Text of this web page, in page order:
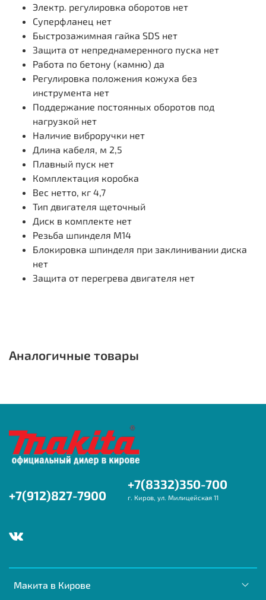
Электр. регулировка оборотов нет
Суперфланец нет
Быстрозажимная гайка SDS нет
Защита от непреднамеренного пуска нет
Работа по бетону (камню) да
Регулировка положения кожуха без
инструмента нет
Поддержание постоянных оборотов под
нагрузкой нет
Наличие виброручки нет
Длина кабеля, м 2,5
Плавный пуск нет
Комплектация коробка
Вес нетто, кг 4,7
Тип двигателя щеточный
Диск в комплекте нет
Резьба шпинделя M14
Блокировка шпинделя при заклинивании диска
нет
Защита от перегрева двигателя нет
Аналогичные товары
Макита в Кирове
+7(912)827-7900
+7(8332)350-700
г. Киров, ул. Милицейская 11